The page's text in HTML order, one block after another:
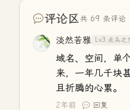
评论区共 69 条评论
淡然若雅 Lv3.点头之
域名、空间，单
来，一年几千块
且折腾的心累。
2年前 回复